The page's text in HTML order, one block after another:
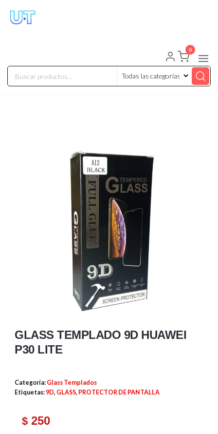
0
GLASS TEMPLADO 9D HUAWEI
P30 LITE
Categoría: Glass Templados
Etiquetas: 9D, GLASS, PROTECTOR DE PANTALLA
$ 250